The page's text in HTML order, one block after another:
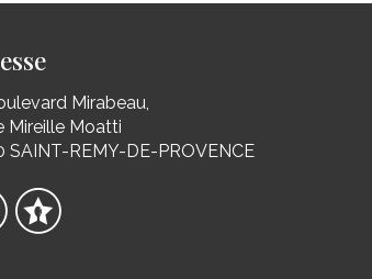
Mirabeau,
Mireille Moatti
SAINT-REMY-DE-PROVENCE